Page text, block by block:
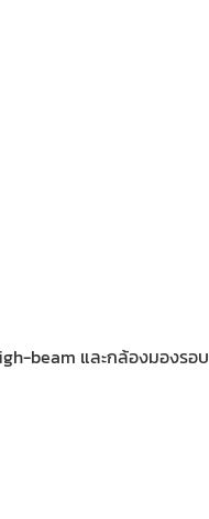
beam และกล้องมองรอบ